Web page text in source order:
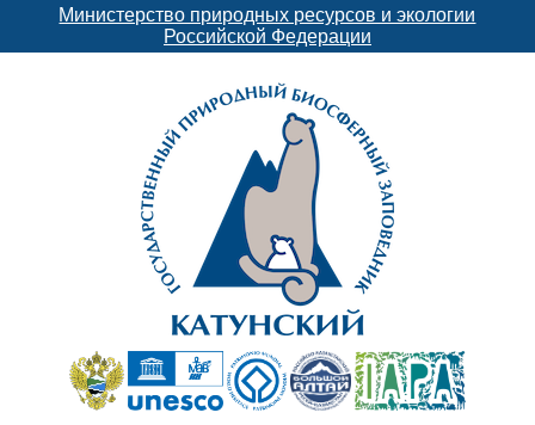
Министерство природных ресурсов и экологии
Российской Федерации